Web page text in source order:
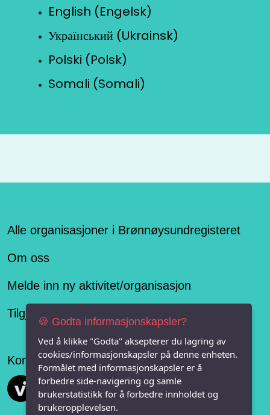
English (Engelsk)
Український (Ukrainsk)
Polski (Polsk)
Somali (Somali)
Alle organisasjoner i Brønnøysundregisteret
Om oss
Melde inn ny aktivitet/organisasjon
Tilgjengelighetserklæring
Konseptet er levert av
Vi FRITID
🍪 Godta informasjonskapsler?
Ved å klikke "Godta" aksepterer du lagring av
cookies/informasjonskapsler på denne enheten.
Formålet med informasjonskapsler er å
forbedre side-navigering og samle
brukerstatistikk for å forbedre innholdet og
brukeropplevelsen.